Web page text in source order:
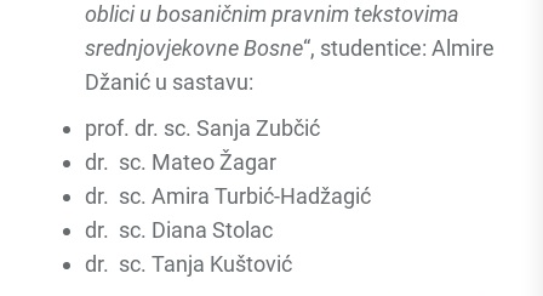
oblici u bosaničnim pravnim tekstovima
srednjovjekovne Bosne“, studentice: Almire
Džanić u sastavu:
prof. dr. sc. Sanja Zubčić
dr. sc. Mateo Žagar
dr. sc. Amira Turbić-Hadžagić
dr. sc. Diana Stolac
dr. sc. Tanja Kuštović